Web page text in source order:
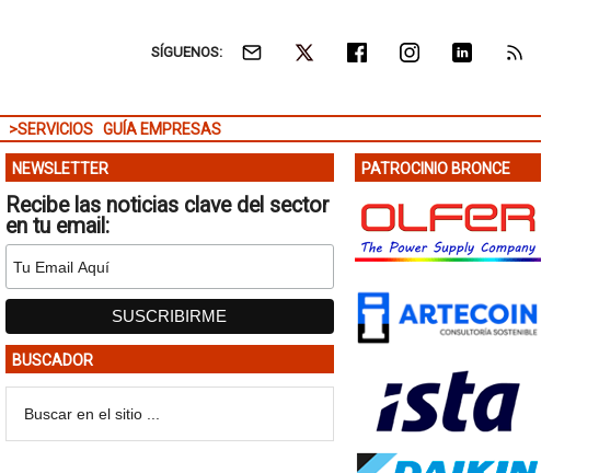
SÍGUENOS:
>SERVICIOS GUÍA EMPRESAS
NEWSLETTER
Recibe las noticias clave del sector
en tu email:
BUSCADOR
PATROCINIO BRONCE